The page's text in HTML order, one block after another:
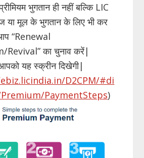
भुगतान ही नहीं बल्कि LIC
या मूल के भुगतान के लिए भी कर
“Renewal
Revival” का चुनाव करें|
यह स्क्रीन दिखेगी|
D2CPM/#di
PaymentSteps)